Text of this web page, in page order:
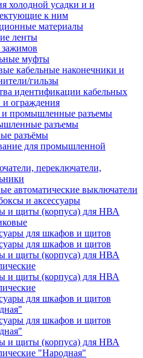
холодной усадки и и
к ним
материалы
ленты
муфты
кабельные наконечники и
гильзы
идентификации кабельных
ограждения
промышленные разъемы
разъемы
разъёмы
для промышленной
переключатели,
автоматические выключатели
и аксессуары
и щиты (корпуса) для НВА
для шкафов и щитов
для шкафов и щитов
и щиты (корпуса) для НВА
и щиты (корпуса) для НВА
для шкафов и щитов
для шкафов и щитов
и щиты (корпуса) для НВА
"Народная"